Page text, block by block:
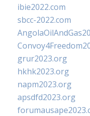
ibie2022.com
sbcc-2022.com
grur2023.org
hkhk2023.org
napm2023.org
apsdfd2023.org